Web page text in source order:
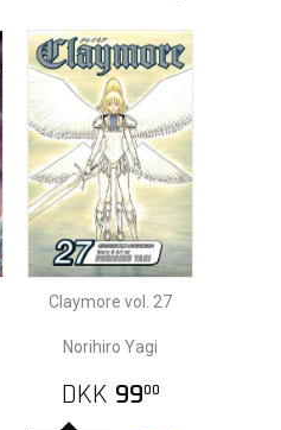
Claymore vol. 27
Norihiro Yagi
DKK 9900